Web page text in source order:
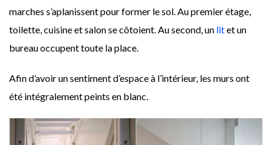
marches s’aplanissent pour former le sol. Au premier étage,
toilette, cuisine et salon se côtoient. Au second, un litet un
bureau occupent toute la place.
Afin d’avoir un sentiment d’espace à l’intérieur, les murs ont
été intégralement peints en blanc.